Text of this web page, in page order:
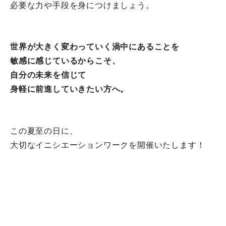
必要な力や手段を身につけましょう。
世界が大きく変わっていく渦中にあることを
敏感に感じているからこそ、
自分の未来を信じて
身軽に前進していきたい方へ。
この夏至の日に、
大切なイニシエーションワークを開催いたします！